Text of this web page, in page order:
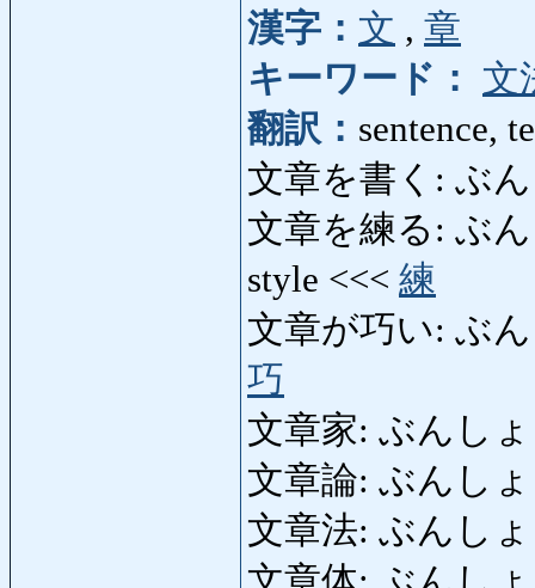
漢字： 文 , 章
キーワード：
文
翻訳： sentence,
文章を書く: ぶ
文章を練る: ぶ
style <<< 練
文章が巧い: ぶ
巧
文章家: ぶんし
文章論: ぶんし
文章法: ぶんし